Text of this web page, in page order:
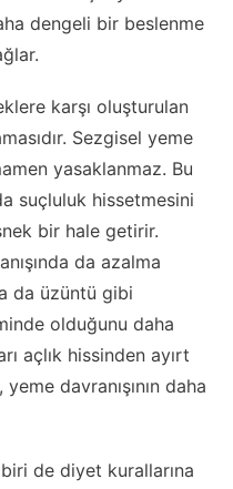
dengeli bir beslenme
karşı oluşturulan
Sezgisel yeme
yasaklanmaz. Bu
suçluluk hissetmesini
bir hale getirir.
da azalma
da üzüntü gibi
olduğunu daha
açlık hissinden ayırt
davranışının daha
de diyet kurallarına